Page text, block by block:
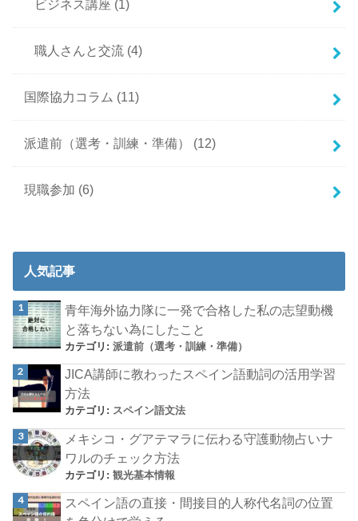
ビジネス講座 (1)
職人さんと交流 (4)
国際協力コラム (11)
派遣前（選考・訓練・準備） (12)
現職参加 (6)
人気記事
青年海外協力隊に一発で合格した私の志望動機
と落ちない為にしたこと
カテゴリ:派遣前（選考・訓練・準備）
JICA講師に教わったスペイン語動詞の活用学習
方法
カテゴリ: スペイン語文法
メキシコ・グアテマラに伝わる守護動物占いナ
ワルのチェック方法
カテゴリ:観光基本情報
スペイン語の直接・間接目的人称代名詞の位置